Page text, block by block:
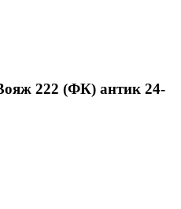
222 (ФК) антик 24-